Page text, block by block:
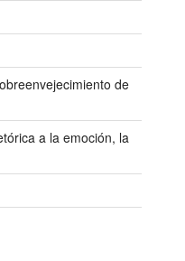
de
a la emoción, la